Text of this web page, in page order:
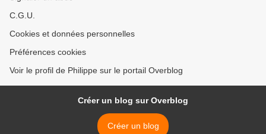
C.G.U.
Cookies et données personnelles
Préférences cookies
Voir le profil de Philippe sur le portail Overblog
Créer un blog sur Overblog
Créer un blog